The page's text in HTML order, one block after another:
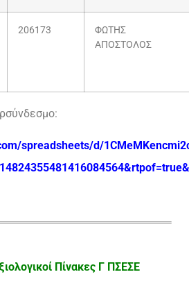
206173
ΦΩΤΗΣ
ΑΠΟΣΤΟΛΟΣ
spreadsheets/d/
Πίνακες Γ ΠΣΕΣΕ